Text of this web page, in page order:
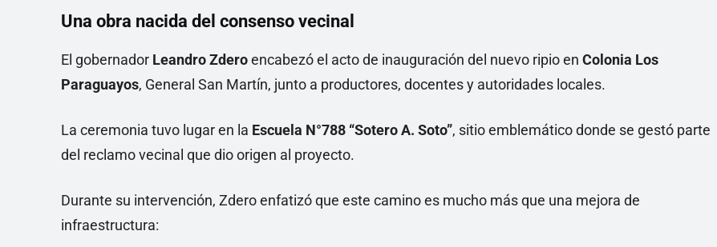
Una obra nacida del consenso vecinal
El gobernador Leandro Zderoencabezó el acto de inauguración del nuevo ripio en Colonia Los
Paraguayos, General San Martín, junto a productores, docentes y autoridades locales.
La ceremonia tuvo lugar en la Escuela N°788 “Sotero A. Soto”, sitio emblemático donde se gestó parte
del reclamo vecinal que dio origen al proyecto.
Durante su intervención, Zdero enfatizó que este camino es mucho más que una mejora de
infraestructura: